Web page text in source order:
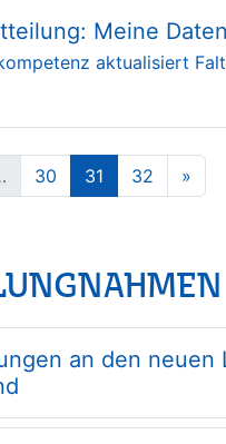
Meine
aktualisiert
30 31 32 »
an den neuen